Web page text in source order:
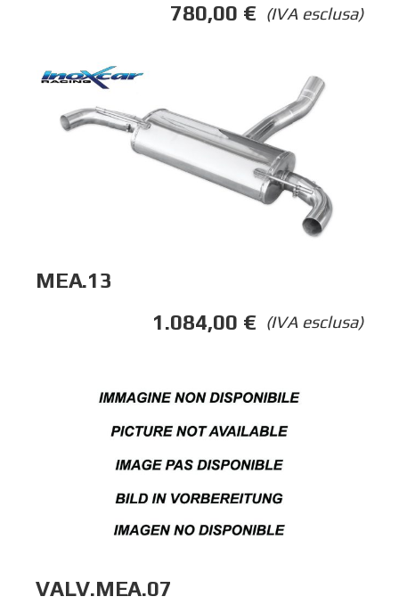
(IVA esclusa)
780,00 €
MEA.13
(IVA esclusa)
1.084,00 €
VALV.MEA.07